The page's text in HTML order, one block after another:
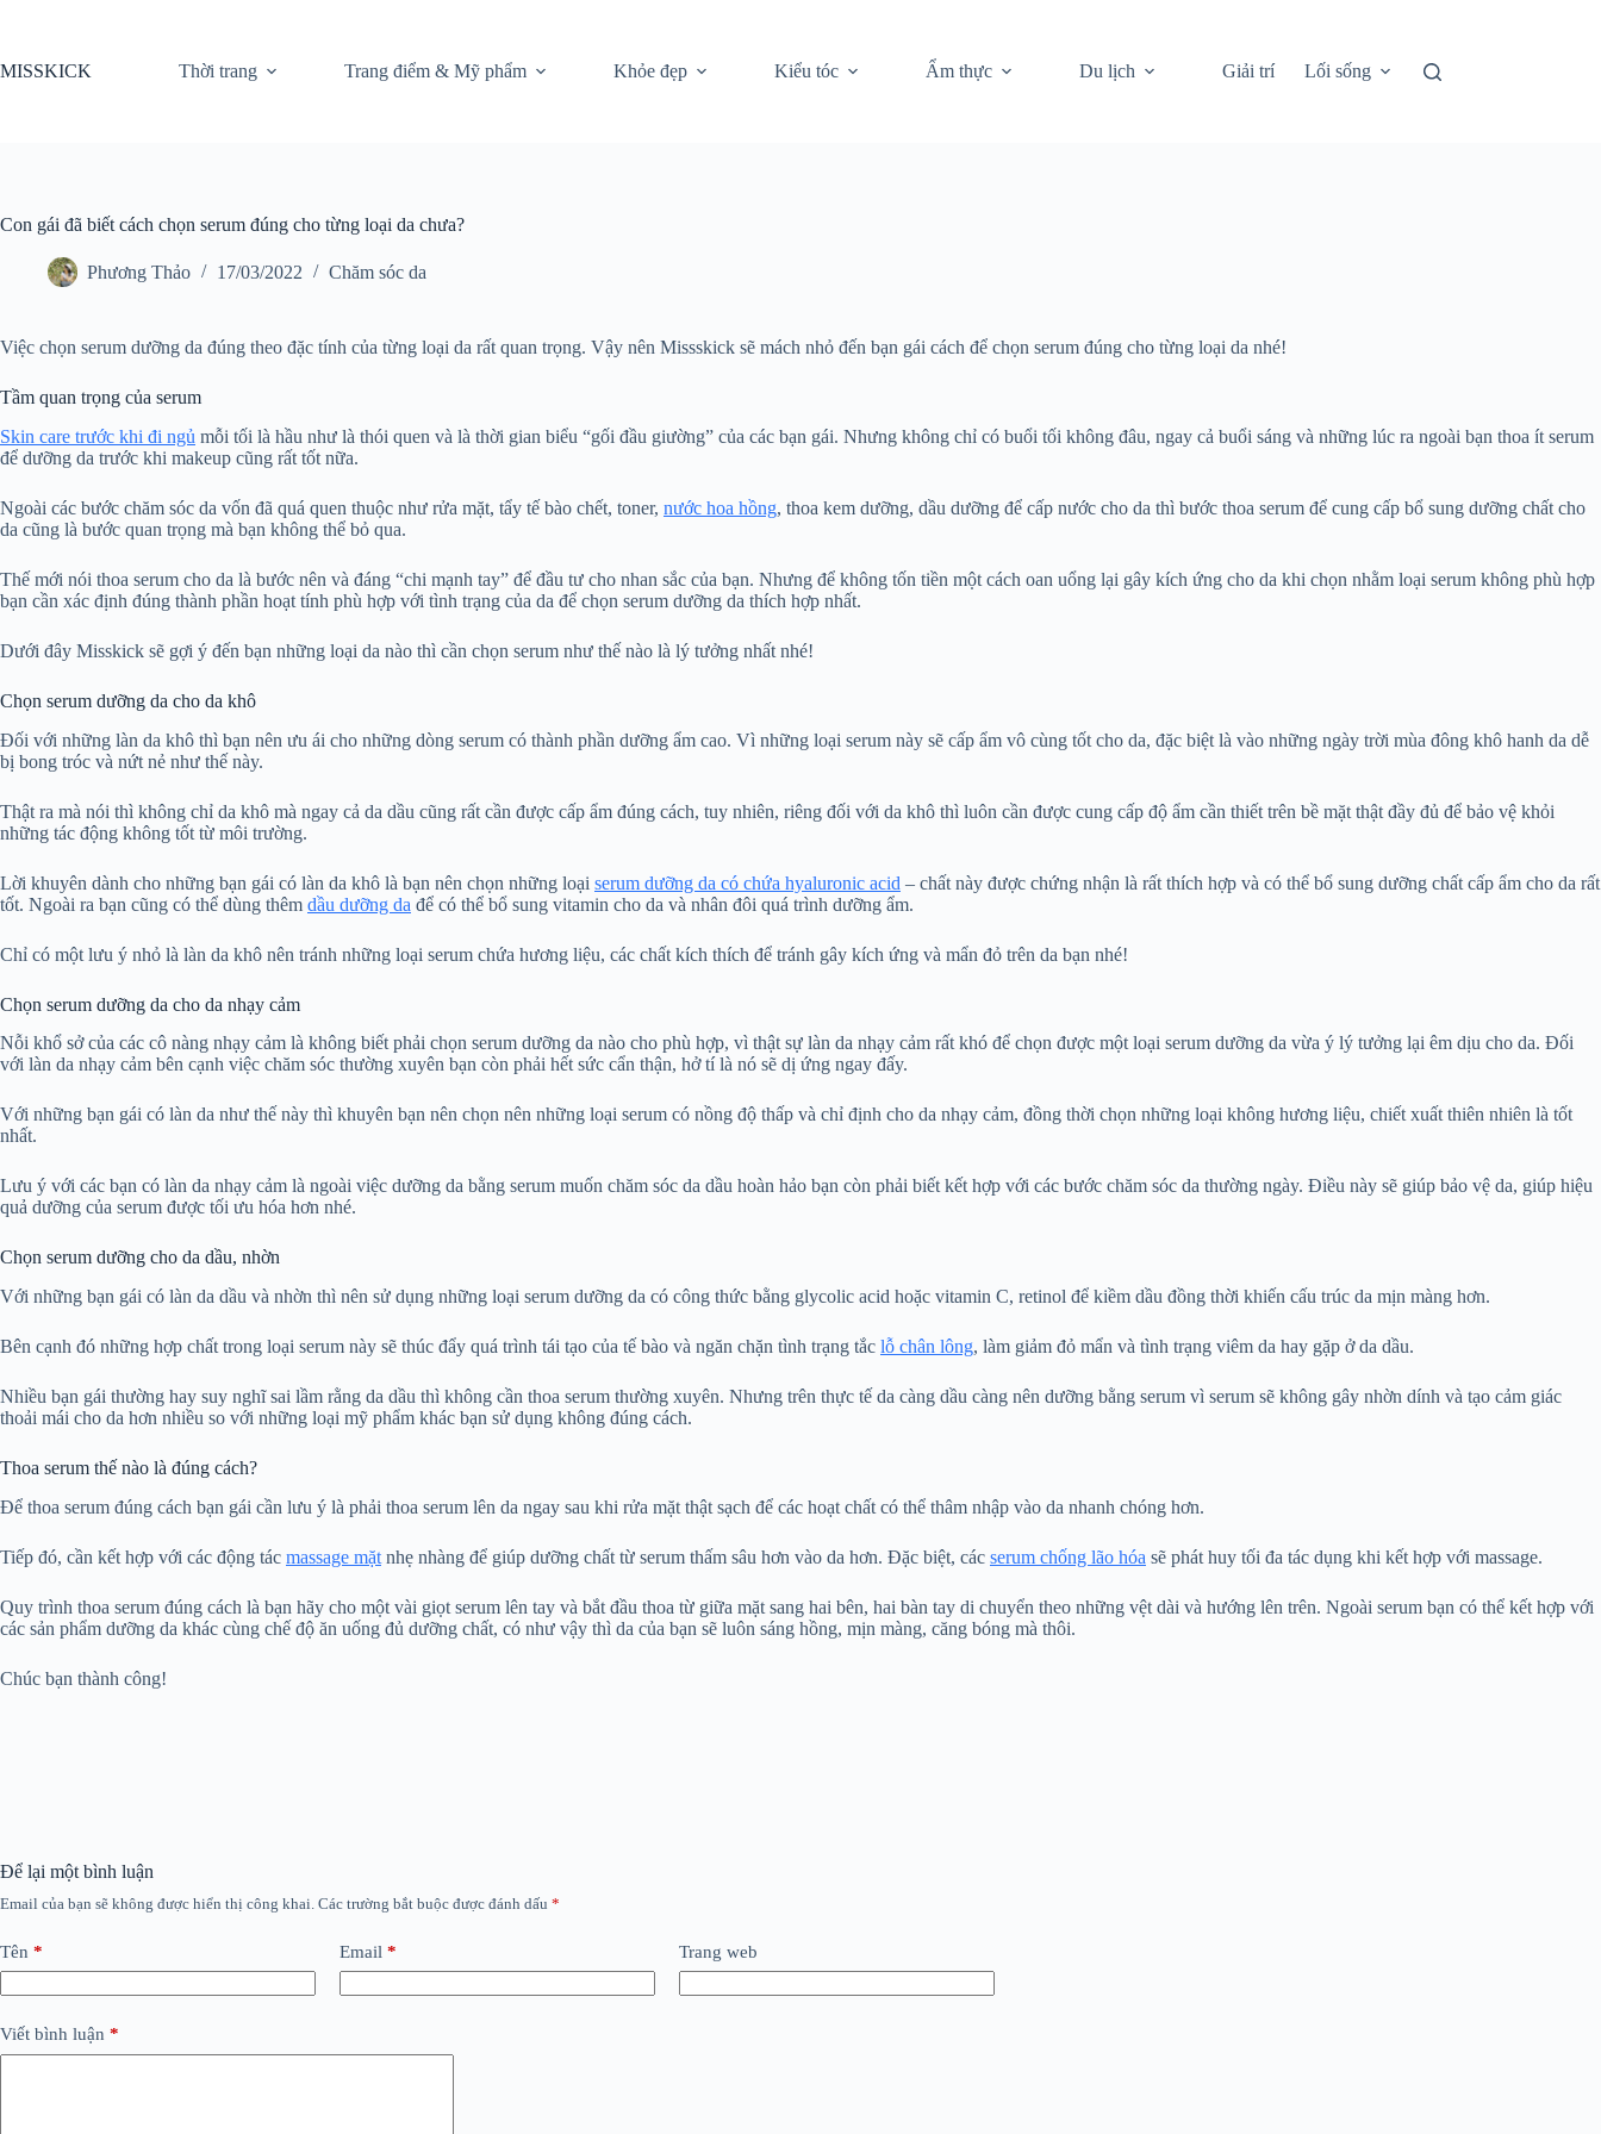
nội
MISSKICK Thời trang Trang điểm & Mỹ phẩm Khỏe đẹp Kiểu tóc Ẩm thực Du lịch Giải trí Lối sống
Con gái đã biết cách chọn serum đúng cho từng loại da chưa?
Phương Thảo 17/03/2022 Chăm sóc da
Việc chọn serum dưỡng da đúng theo đặc tính của từng loại da rất quan trọng. Vậy nên Missskick sẽ mách nhỏ đến bạn gái cách để chọn serum đúng cho từng loại da nhé!
Tầm quan trọng của serum
Skin care trước khi đi ngủ mỗi tối là hầu như là thói quen và là thời gian biểu “gối đầu giường” của các bạn gái. Nhưng không chỉ có buổi tối không đâu, ngay cả buổi sáng và những lúc ra ngoài bạn thoa ít serum
để dưỡng da trước khi makeup cũng rất tốt nữa.
Ngoài các bước chăm sóc da vốn đã quá quen thuộc như rửa mặt, tẩy tế bào chết, toner, nước hoa hồng, thoa kem dưỡng, dầu dưỡng để cấp nước cho da thì bước thoa serum để cung cấp bổ sung dưỡng chất cho
da cũng là bước quan trọng mà bạn không thể bỏ qua.
Thế mới nói thoa serum cho da là bước nên và đáng “chi mạnh tay” để đầu tư cho nhan sắc của bạn. Nhưng để không tốn tiền một cách oan uổng lại gây kích ứng cho da khi chọn nhằm loại serum không phù hợp
bạn cần xác định đúng thành phần hoạt tính phù hợp với tình trạng của da để chọn serum dưỡng da thích hợp nhất.
Dưới đây Misskick sẽ gợi ý đến bạn những loại da nào thì cần chọn serum như thế nào là lý tưởng nhất nhé!
Chọn serum dưỡng da cho da khô
Đối với những làn da khô thì bạn nên ưu ái cho những dòng serum có thành phần dưỡng ẩm cao. Vì những loại serum này sẽ cấp ẩm vô cùng tốt cho da, đặc biệt là vào những ngày trời mùa đông khô hanh da dễ
bị bong tróc và nứt nẻ như thế này.
Thật ra mà nói thì không chỉ da khô mà ngay cả da dầu cũng rất cần được cấp ẩm đúng cách, tuy nhiên, riêng đối với da khô thì luôn cần được cung cấp độ ẩm cần thiết trên bề mặt thật đầy đủ để bảo vệ khỏi
những tác động không tốt từ môi trường.
Lời khuyên dành cho những bạn gái có làn da khô là bạn nên chọn những loại serum dưỡng da có chứa hyaluronic acid – chất này được chứng nhận là rất thích hợp và có thể bổ sung dưỡng chất cấp ẩm cho da rất
tốt. Ngoài ra bạn cũng có thể dùng thêm dầu dưỡng da để có thể bổ sung vitamin cho da và nhân đôi quá trình dưỡng ẩm.
Chỉ có một lưu ý nhỏ là làn da khô nên tránh những loại serum chứa hương liệu, các chất kích thích để tránh gây kích ứng và mẩn đỏ trên da bạn nhé!
Chọn serum dưỡng da cho da nhạy cảm
Nỗi khổ sở của các cô nàng nhạy cảm là không biết phải chọn serum dưỡng da nào cho phù hợp, vì thật sự làn da nhạy cảm rất khó để chọn được một loại serum dưỡng da vừa ý lý tưởng lại êm dịu cho da. Đối
với làn da nhạy cảm bên cạnh việc chăm sóc thường xuyên bạn còn phải hết sức cẩn thận, hở tí là nó sẽ dị ứng ngay đấy.
Với những bạn gái có làn da như thế này thì khuyên bạn nên chọn nên những loại serum có nồng độ thấp và chỉ định cho da nhạy cảm, đồng thời chọn những loại không hương liệu, chiết xuất thiên nhiên là tốt
nhất.
Lưu ý với các bạn có làn da nhạy cảm là ngoài việc dưỡng da bằng serum muốn chăm sóc da dầu hoàn hảo bạn còn phải biết kết hợp với các bước chăm sóc da thường ngày. Điều này sẽ giúp bảo vệ da, giúp hiệu
quả dưỡng của serum được tối ưu hóa hơn nhé.
Chọn serum dưỡng cho da dầu, nhờn
Với những bạn gái có làn da dầu và nhờn thì nên sử dụng những loại serum dưỡng da có công thức bằng glycolic acid hoặc vitamin C, retinol để kiềm dầu đồng thời khiến cấu trúc da mịn màng hơn.
Bên cạnh đó những hợp chất trong loại serum này sẽ thúc đẩy quá trình tái tạo của tế bào và ngăn chặn tình trạng tắc lỗ chân lông, làm giảm đỏ mẩn và tình trạng viêm da hay gặp ở da dầu.
Nhiều bạn gái thường hay suy nghĩ sai lầm rằng da dầu thì không cần thoa serum thường xuyên. Nhưng trên thực tế da càng dầu càng nên dưỡng bằng serum vì serum sẽ không gây nhờn dính và tạo cảm giác
thoải mái cho da hơn nhiều so với những loại mỹ phẩm khác bạn sử dụng không đúng cách.
Thoa serum thế nào là đúng cách?
Để thoa serum đúng cách bạn gái cần lưu ý là phải thoa serum lên da ngay sau khi rửa mặt thật sạch để các hoạt chất có thể thâm nhập vào da nhanh chóng hơn.
Tiếp đó, cần kết hợp với các động tác massage mặt nhẹ nhàng để giúp dưỡng chất từ serum thấm sâu hơn vào da hơn. Đặc biệt, các serum chống lão hóa sẽ phát huy tối đa tác dụng khi kết hợp với massage.
Quy trình thoa serum đúng cách là bạn hãy cho một vài giọt serum lên tay và bắt đầu thoa từ giữa mặt sang hai bên, hai bàn tay di chuyển theo những vệt dài và hướng lên trên. Ngoài serum bạn có thể kết hợp với
các sản phẩm dưỡng da khác cùng chế độ ăn uống đủ dưỡng chất, có như vậy thì da của bạn sẽ luôn sáng hồng, mịn màng, căng bóng mà thôi.
Chúc bạn thành công!
Để lại một bình luận
Email của bạn sẽ không được hiển thị công khai. Các trường bắt buộc được đánh dấu *
Tên * Email * Trang web
Viết bình luận *